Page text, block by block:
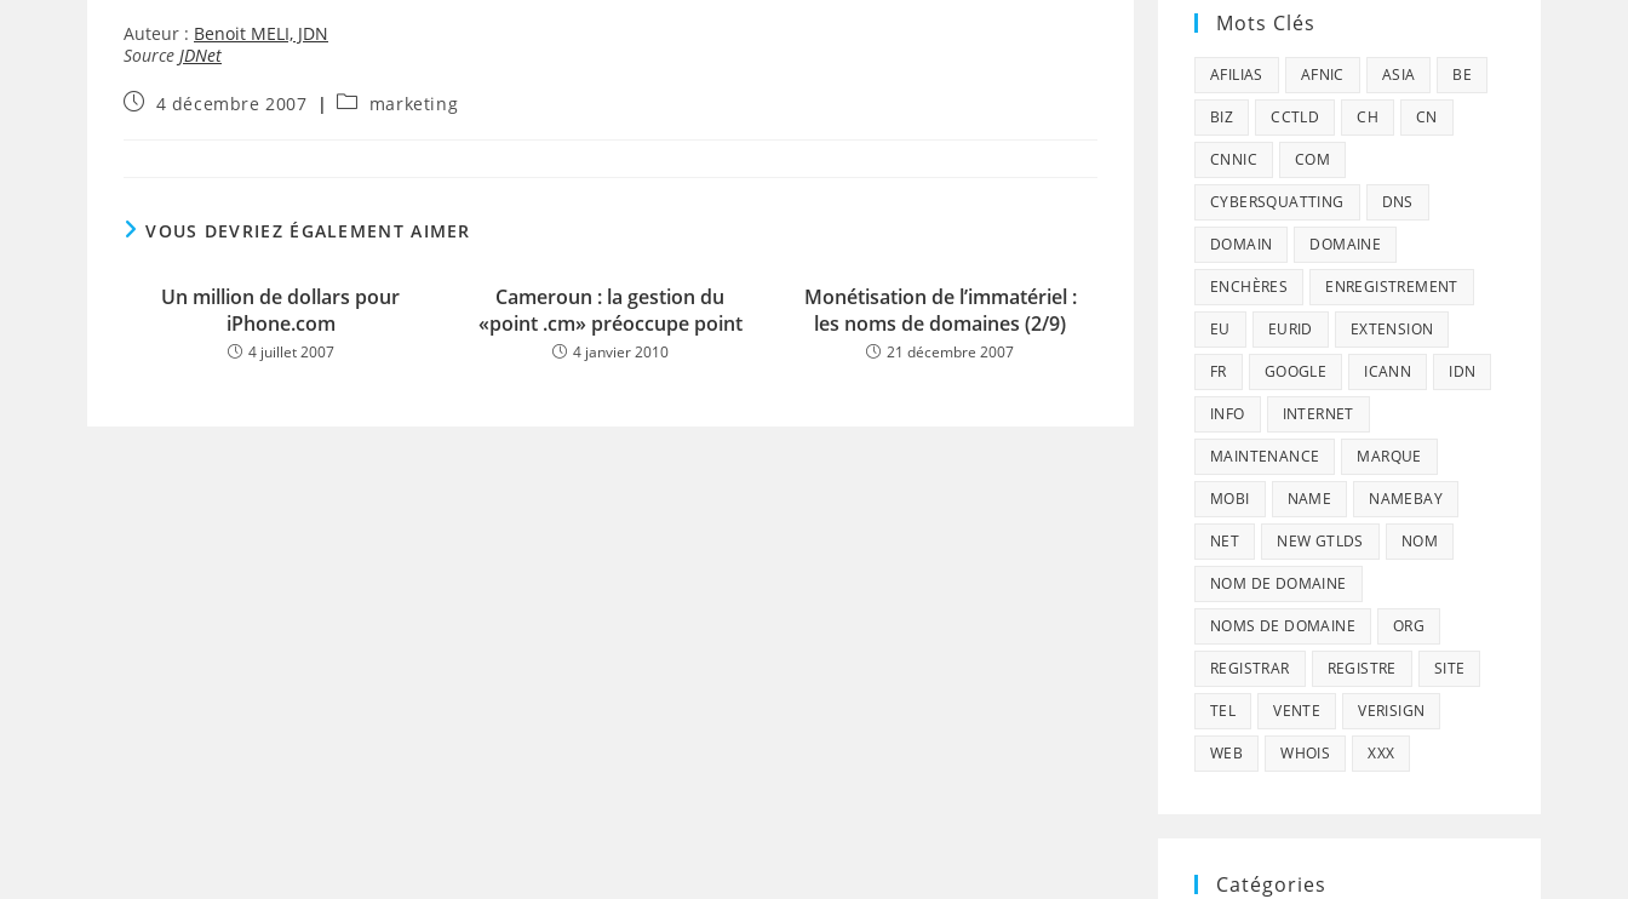
Auteur : Benoit MELI, JDN
Source JDNet
Publication
4 décembre 2007
Postmarketing
VOUS DEVRIEZ ÉGALEMENT AIMER
Un million de dollars pour
iPhone.com
4 juillet 2007
Cameroun : la gestion du
«point .cm» préoccupe point
4 janvier 2010
Monétisation de l’immatériel :
les noms de domaines (2/9)
21 décembre 2007
Mots Clés
AFILIAS AFNIC ASIA BE
BIZ CCTLD CH CN
CNNIC COM
CYBERSQUATTING DNS
DOMAIN DOMAINE
ENCHÈRES ENREGISTREMENT
EU EURID EXTENSION
FR GOOGLE ICANN IDN
INFO INTERNET
MAINTENANCE MARQUE
MOBI NAME NAMEBAY
NET NEW GTLDS NOM
NOM DE DOMAINE
NOMS DE DOMAINE ORG
REGISTRAR REGISTRE SITE
TEL VENTE VERISIGN
WEB WHOIS XXX
Catégories